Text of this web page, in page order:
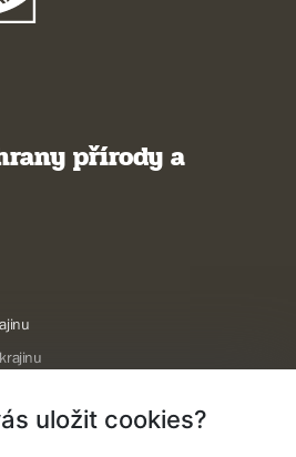
přírody a
uložit cookies?